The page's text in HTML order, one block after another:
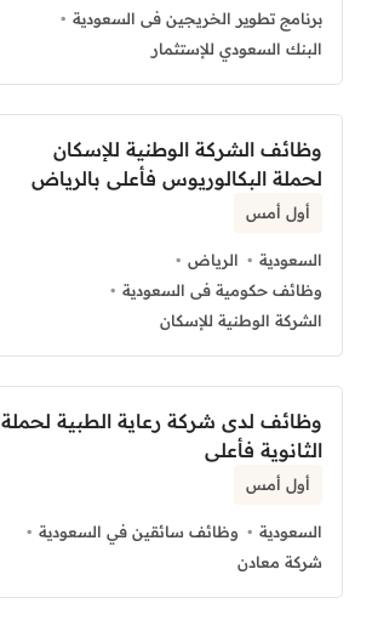
برنامج تطوير الخريجين فى السعودية
البنك السعودي للإستثمار
وظائف الشركة الوطنية للإسكان
لحملة البكالوريوس فأعلى بالرياض
أول أمس
السعودية
الرياض
وظائف حكومية فى السعودية
الشركة الوطنية للإسكان
وظائف لدى شركة رعاية الطبية لحملة
الثانوية فأعلى
أول أمس
السعودية
وظائف سائقين في السعودية
شركة معادن